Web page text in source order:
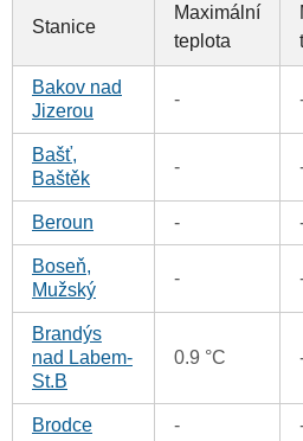
Stanice
Maximální
teplota
Bakov nad
Jizerou
-
Bašť,
Baštěk
-
Beroun -
Boseň,
Mužský
-
Brandýs
nad Labem-
St.B
0.9 °C
Brodce -